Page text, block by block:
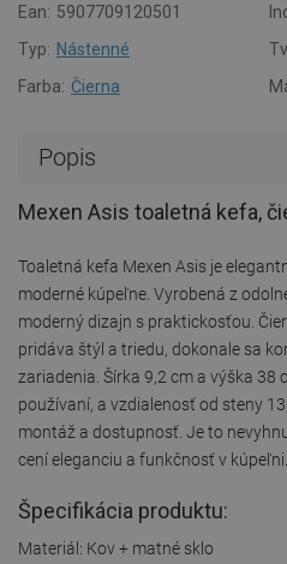
Ean: 5907709120501
Typ: Nástenné
Farba: Čierna
Popis
Mexen Asis toaletná kefa,
Toaletná kefa Mexen Asis je
moderné kúpeľne. Vyrobená z
moderný dizajn s praktickosťou.
pridáva štýl a triedu, dokonale sa
zariadenia. Šírka 9,2 cm a výška 38
používaní, a vzdialenosť od steny
montáž a dostupnosť. Je to
cení eleganciu a funkčnosť v kúpeľni.
Špecifikácia produktu:
Materiál: Kov + matné sklo